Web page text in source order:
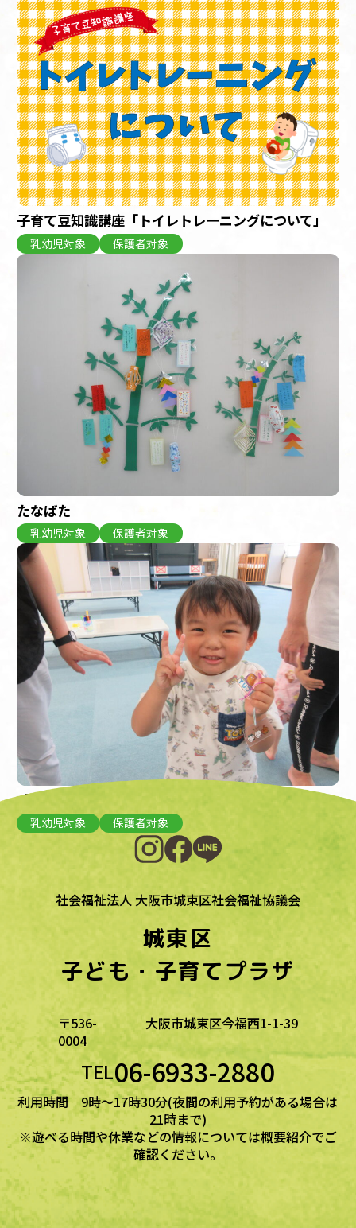
子育て豆知識講座「トイレトレーニングについて」
乳幼児対象 保護者対象
たなばた
乳幼児対象 保護者対象
【乳幼児】プラバン工作
乳幼児対象 保護者対象
社会福祉法人 大阪市城東区社会福祉協議会
城東区
子ども・子育てプラザ
〒536-
0004
大阪市城東区今福西1-1-39
TEL06-6933-2880
利用時間 9時～17時30分(夜間の利用予約がある場合は
21時まで)
※遊べる時間や休業などの情報については概要紹介でご
確認ください。